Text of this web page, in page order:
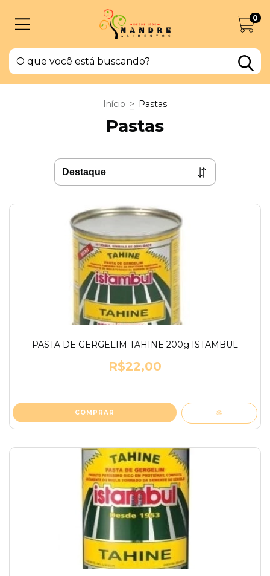
0
Início > Pastas
Pastas
PASTA DE GERGELIM TAHINE 200g ISTAMBUL
R$22,00